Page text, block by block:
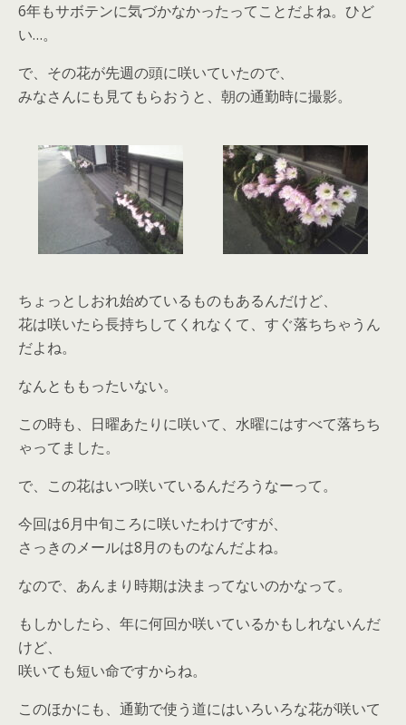
6年もサボテンに気づかなかったってことだよね。ひど
い…。
で、その花が先週の頭に咲いていたので、
みなさんにも見てもらおうと、朝の通勤時に撮影。
ちょっとしおれ始めているものもあるんだけど、
花は咲いたら長持ちしてくれなくて、すぐ落ちちゃうん
だよね。
なんとももったいない。
この時も、日曜あたりに咲いて、水曜にはすべて落ちち
ゃってました。
で、この花はいつ咲いているんだろうなーって。
今回は6月中旬ころに咲いたわけですが、
さっきのメールは8月のものなんだよね。
なので、あんまり時期は決まってないのかなって。
もしかしたら、年に何回か咲いているかもしれないんだ
けど、
咲いても短い命ですからね。
このほかにも、通勤で使う道にはいろいろな花が咲いて